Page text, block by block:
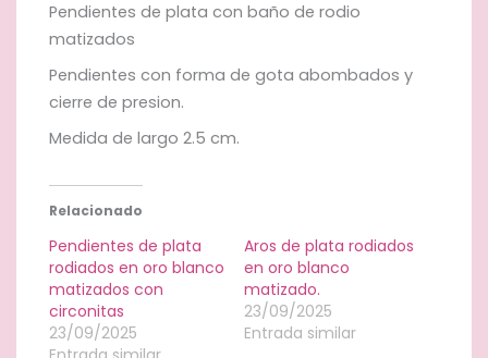
Pendientes de plata con baño de rodio
matizados
Pendientes con forma de gota abombados y
cierre de presion.
Medida de largo 2.5 cm.
Relacionado
Pendientes de plata
rodiados en oro blanco
matizados con
circonitas
23/09/2025
Aros de plata rodiados
en oro blanco
matizado.
23/09/2025
Entrada similar